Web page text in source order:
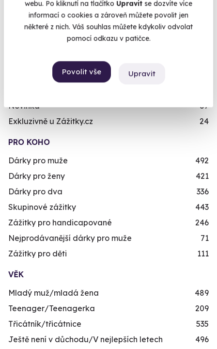
webu. Po kliknutí na tlačítko Upravit se dozvíte více
informací o cookies a zároveň můžete povolit jen
některé z nich. Váš souhlas můžete kdykoliv odvolat
pomocí odkazu v patičce.
Povolit vše Upravit
Chcete rezervovat termín?
Objednat poukaz
rezervujte vy nebo obdarovaný později.
Již mám poukaz
Únikové hry
Zážitky ve virtuální realitě
Zážitky na doma
Dárkové balíčky
Novinka
87
Exkluzivně u Zážitky.cz
24
PRO KOHO
Dárky pro muže
492
Dárky pro ženy
421
Dárky pro dva
336
Skupinové zážitky
443
Zážitky pro handicapované
246
Nejprodávanější dárky pro muže
71
Zážitky pro děti
111
VĚK
Mladý muž/mladá žena
489
Teenager/Teenagerka
209
Třicátník/třicátnice
535
Ještě není v důchodu/V nejlepších letech
496